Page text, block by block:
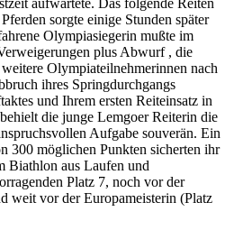
sorgte einige Stunden später
Olympiasiegerin mußte im
plus Abwurf , die
Olympiateilnehmerinnen nach
ihres Springdurchgangs
und Ihrem ersten Reiteinsatz in
die junge Lemgoer Reiterin die
Aufgabe souverän. Ein
300 möglichen Punkten sicherten ihr
Biathlon aus Laufen und
Platz 7, noch vor der
weit vor der Europameisterin (Platz